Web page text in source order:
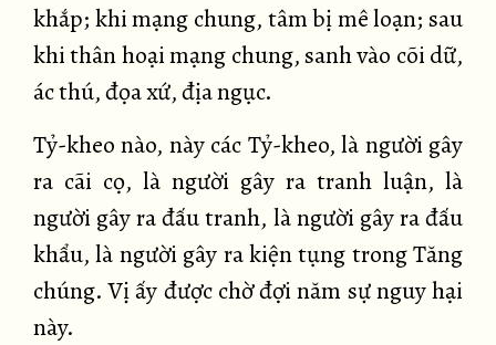
khắp; khi mạng chung, tâm bị mê loạn; sau
khi thân hoại mạng chung, sanh vào cõi dữ,
ác thú, đọa xứ, địa ngục.
Tỷ-kheo nào, này các Tỷ-kheo, là người gây
ra cãi cọ, là người gây ra tranh luận, là
người gây ra đấu tranh, là người gây ra đấu
khẩu, là người gây ra kiện tụng trong Tăng
chúng. Vị ấy được chờ đợi năm sự nguy hại
này.